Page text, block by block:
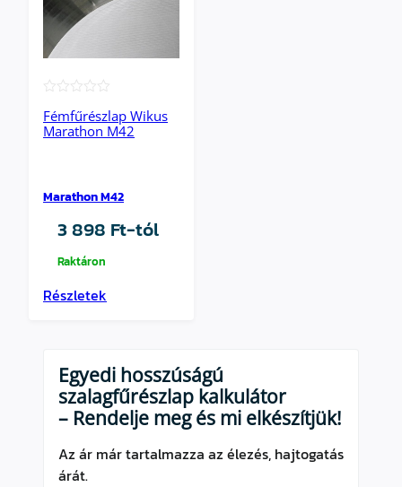
Fémfűrészlap Wikus
Marathon M42
Marathon M42
3 898 Ft-tól
Raktáron
Részletek
Egyedi hosszúságú
szalagfűrészlap kalkulátor
– Rendelje meg és mi elkészítjük!
Az ár már tartalmazza az élezés, hajtogatás
árát.